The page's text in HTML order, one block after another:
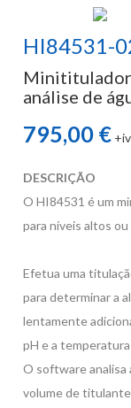
HI84531-
Minititulador
análise de
795,00 €
DESCRIÇÃO
O HI84531 é um
para níveis altos
Efetua uma
para determinar a
lentamente
pH e a
O software analisa
volume de